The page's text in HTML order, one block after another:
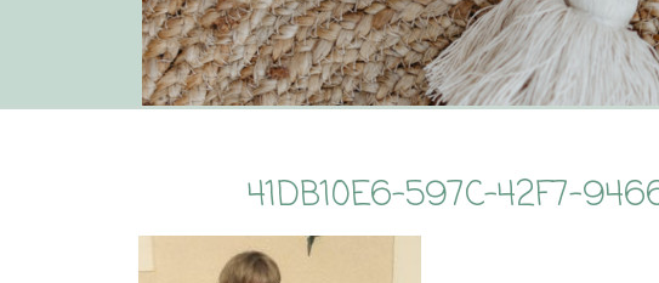
41DB10E6-597C-42F7-